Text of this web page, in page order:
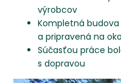
výrobcov
Kompletná budova
a pripravená na
Súčasťou práce
s dopravou